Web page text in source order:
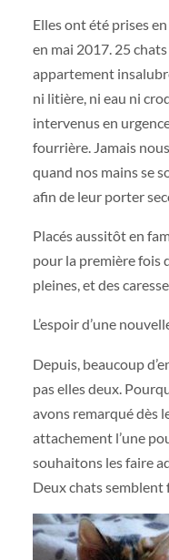
Elles ont été prises
en mai 2017. 25
appartement
ni litière, ni eau ni
intervenus en
fourrière. Jamais
quand nos mains se
afin de leur porter
Placés aussitôt en
pour la première fois
pleines, et des
L’espoir d’une
Depuis, beaucoup
pas elles deux.
avons remarqué dès
attachement l’une
souhaitons les faire
Deux chats semblent